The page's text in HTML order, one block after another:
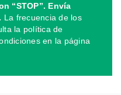
“STOP”. Envía
La frecuencia de los
la política de
en la página